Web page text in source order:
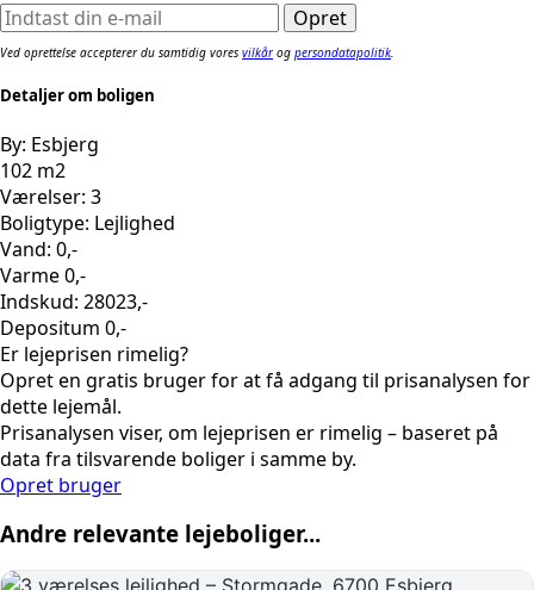
Ved oprettelse accepterer du samtidig vores vilkårog persondatapolitik
Detaljer om boligen
By: Esbjerg
102 m2
Værelser: 3
Boligtype: Lejlighed
Vand: 0,-
Varme 0,-
Indskud: 28023,-
Depositum 0,-
Er lejeprisen rimelig?
Opret en gratis bruger for at få adgang til prisanalysen for
dette lejemål.
Prisanalysen viser, om lejeprisen er rimelig – baseret på
data fra tilsvarende boliger i samme by.
Opret bruger
Andre relevante lejeboliger...